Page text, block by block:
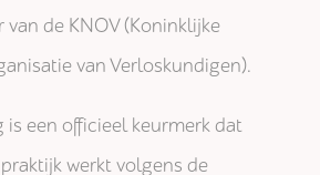
de KNOV (Koninklijke
van Verloskundigen).
is een officieel keurmerk dat
werkt volgens de